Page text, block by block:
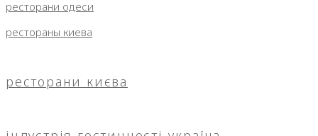
ресторани одеси
рестораны киева
ресторани києва